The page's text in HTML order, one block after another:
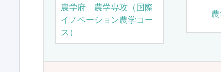
農学府 農学専攻（国際
イノベーション農学コー
ス）